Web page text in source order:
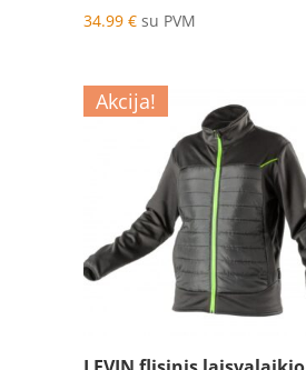
34.99€ su PVM
Akcija!